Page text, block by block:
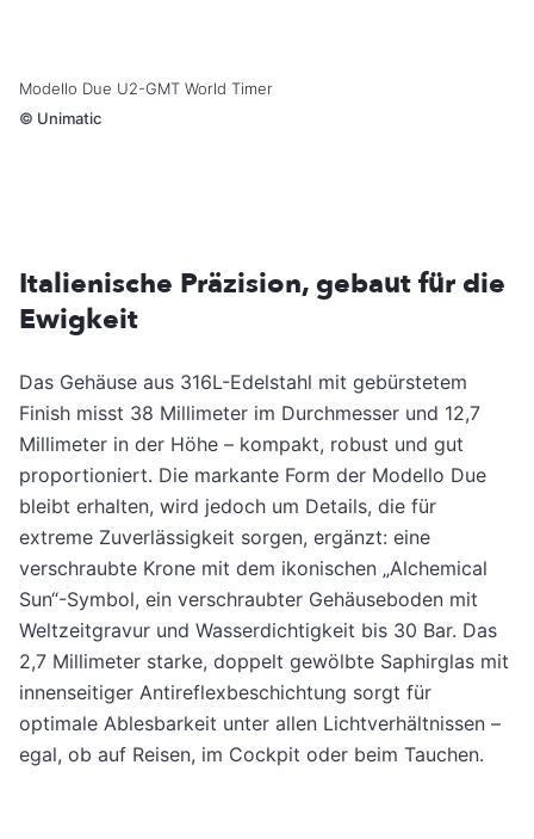
Modello Due U2-GMT World Timer
© Unimatic
Italienische Präzision, gebaut für die
Ewigkeit
Das Gehäuse aus 316L-Edelstahl mit gebürstetem
Finish misst 38 Millimeter im Durchmesser und 12,7
Millimeter in der Höhe – kompakt, robust und gut
proportioniert. Die markante Form der Modello Due
bleibt erhalten, wird jedoch um Details, die für
extreme Zuverlässigkeit sorgen, ergänzt: eine
verschraubte Krone mit dem ikonischen „Alchemical
Sun“-Symbol, ein verschraubter Gehäuseboden mit
Weltzeitgravur und Wasserdichtigkeit bis 30 Bar. Das
2,7 Millimeter starke, doppelt gewölbte Saphirglas mit
innenseitiger Antireflexbeschichtung sorgt für
optimale Ablesbarkeit unter allen Lichtverhältnissen –
egal, ob auf Reisen, im Cockpit oder beim Tauchen.